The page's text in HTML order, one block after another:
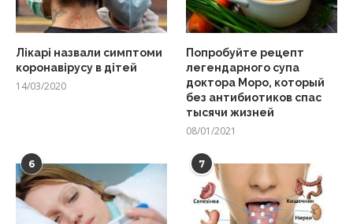
Лікарі назвали симптоми
коронавірусу в дітей
14/03/2020
Попробуйте рецепт
легендарного супа
доктора Моро, который
без антибиотиков спас
тысячи жизней
08/01/2021
6 7